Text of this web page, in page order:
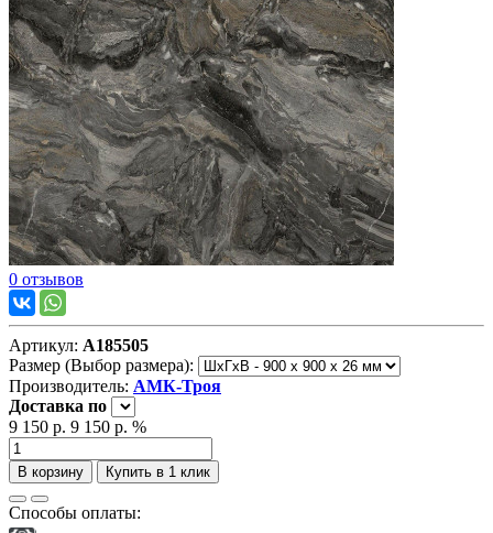
0 отзывов
Артикул: А185505
Размер (Выбор размера):
Производитель: АМК-Троя
Доставка по
9 150 р. 9 150 р. %
В корзину Купить в 1 клик
Способы оплаты: